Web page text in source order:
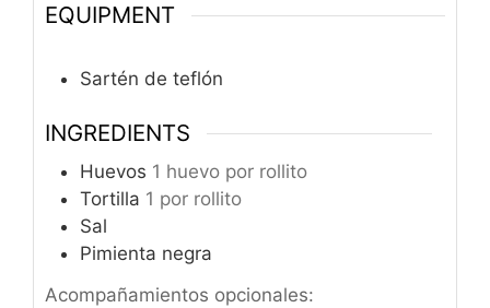
EQUIPMENT
Sartén de teflón
INGREDIENTS
Huevos 1 huevo por rollito
Tortilla 1 por rollito
Sal
Pimienta negra
Acompañamientos opcionales: